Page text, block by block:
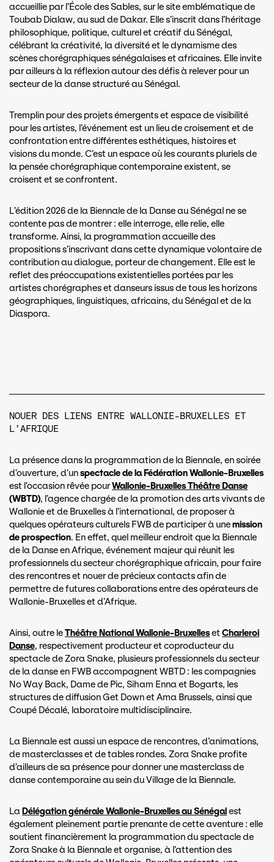
accueillie par l’École des Sables, sur le site emblématique de
Toubab Dialaw, au sud de Dakar. Elle s’inscrit dans l’héritage
philosophique, politique, culturel et créatif du Sénégal,
célébrant la créativité, la diversité et le dynamisme des
scènes chorégraphiques sénégalaises et africaines. Elle invite
par ailleurs à la réflexion autour des défis à relever pour un
secteur de la danse structuré au Sénégal.
Tremplin pour des projets émergents et espace de visibilité
pour les artistes, l’événement est un lieu de croisement et de
confrontation entre différentes esthétiques, histoires et
visions du monde. C’est un espace où les courants pluriels de
la pensée chorégraphique contemporaine existent, se
croisent et se confrontent.
L’édition 2026 de la Biennale de la Danse au Sénégal ne se
contente pas de montrer : elle interroge, elle relie, elle
transforme. Ainsi, la programmation accueille des
propositions s’inscrivant dans cette dynamique volontaire de
contribution au dialogue, porteur de changement. Elle est le
reflet des préoccupations existentielles portées par les
artistes chorégraphes et danseurs issus de tous les horizons
géographiques, linguistiques, africains, du Sénégal et de la
Diaspora.
NOUER DES LIENS ENTRE WALLONIE-BRUXELLES ET
L’AFRIQUE
La présence dans la programmation de la Biennale, en soirée
d’ouverture, d’unspectacle de la Fédération Wallonie-Bruxelles
est l’occasion rêvée pourWallonie-Bruxelles Théâtre Danse
(WBTD), l’agence chargée de la promotion des arts vivants de
Wallonie et de Bruxelles à l’international, de proposer à
quelques opérateurs culturels FWB de participer à unemission
de prospection. En effet, quel meilleur endroit que la Biennale
de la Danse en Afrique, événement majeur qui réunit les
professionnels du secteur chorégraphique africain, pour faire
des rencontres et nouer de précieux contacts afin de
permettre de futures collaborations entre des opérateurs de
Wallonie-Bruxelles et d’Afrique.
Ainsi, outre leThéâtre National Wallonie-Bruxelleset Charleroi
Danse, respectivement producteur et coproducteur du
spectacle de Zora Snake, plusieurs professionnels du secteur
de la danse en FWB accompagnent WBTD : les compagnies
No Way Back, Dame de Pic, Siham Enna et Bogarts, les
structures de diffusion Get Down et Ama Brussels, ainsi que
Coupé Décalé, laboratoire multidisciplinaire.
La Biennale est aussi un espace de rencontres, d’animations,
de masterclasses et de tables rondes. Zora Snake profite
d’ailleurs de sa présence pour donner une masterclass de
danse contemporaine au sein du Village de la Biennale.
La Délégation générale Wallonie-Bruxelles au Sénégal est
également pleinement partie prenante de cette aventure : elle
soutient financièrement la programmation du spectacle de
Zora Snake à la Biennale et organise, à l’attention des